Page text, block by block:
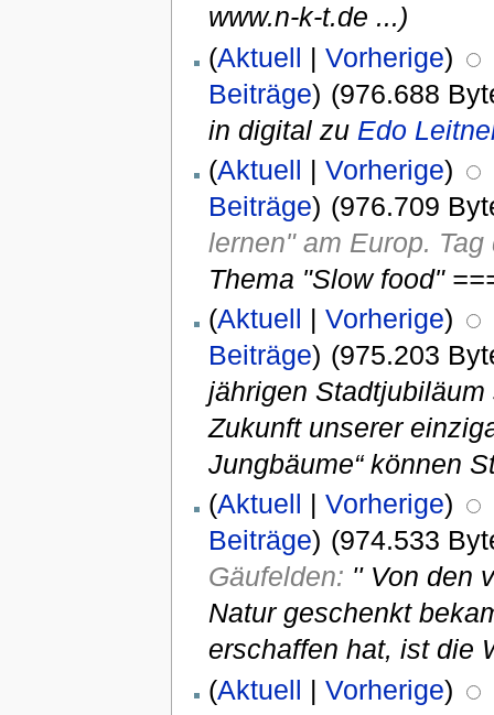
www.n-k-t.de ...)
(Aktuell | Vorherige)
Beiträge) (976.688
in digital zu Edo
(Aktuell | Vorherige)
Beiträge) (976.709
lernen" am Europ.
Thema "Slow food"
(Aktuell | Vorherige)
Beiträge) (975.203
jährigen
Zukunft unserer
Jungbäume“ können
(Aktuell | Vorherige)
Beiträge) (974.533
Gäufelden: '' Von den
Natur geschenkt
erschaffen hat, ist die
(Aktuell | Vorherige)